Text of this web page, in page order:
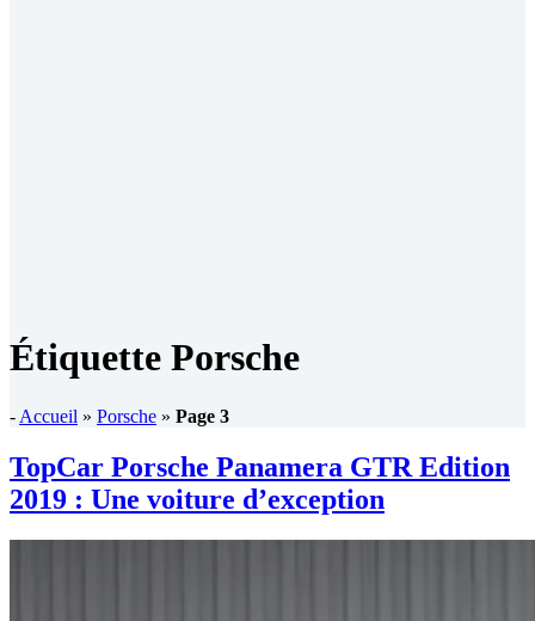
Étiquette Porsche
- Accueil » Porsche » Page 3
TopCar Porsche Panamera GTR Edition
2019 : Une voiture d’exception